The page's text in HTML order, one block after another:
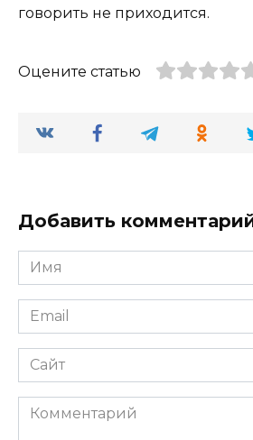
говорить не приходится.
Оцените статью
Добавить
Имя
Email
Сайт
Комментарий